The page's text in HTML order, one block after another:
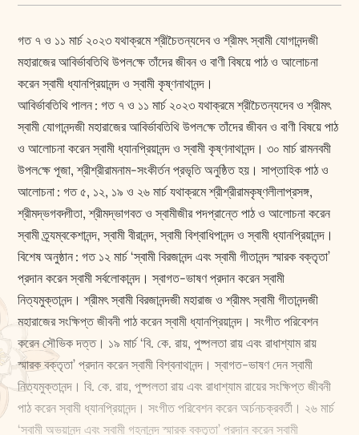
গত ৭ ও ১১ মার্চ ২০২৩ যথাক্রমে শ্রীচৈতন্যদেব ও শ্রীমৎ স্বামী যোগানন্দজী
মহারাজের আবির্ভাবতিথি উপল‌ক্ষে তাঁদের জীবন ও বাণী বিষয়ে পাঠ ও আলোচনা
করেন স্বামী ধ্যানপ্রিয়ানন্দ ও স্বামী কৃষ্ণনাথানন্দ।
আবির্ভাবতিথি পালন : গত ৭ ও ১১ মার্চ ২০২৩ যথাক্রমে শ্রীচৈতন্যদেব ও শ্রীমৎ
স্বামী যোগানন্দজী মহারাজের আবির্ভাবতিথি উপল‌ক্ষে তাঁদের জীবন ও বাণী বিষয়ে পাঠ
ও আলোচনা করেন স্বামী ধ্যানপ্রিয়ানন্দ ও স্বামী কৃষ্ণনাথানন্দ। ৩০ মার্চ রামনবমী
উপল‌ক্ষে পূজা, শ্রীশ্রীরামনাম-সংকীর্তন প্রভৃতি অনুষ্ঠিত হয়। সাপ্তাহিক পাঠ ও
আলোচনা : গত ৫, ১২, ১৯ ও ২৬ মার্চ যথাক্রমে শ্রীশ্রীরামকৃষ্ণলীলাপ্রসঙ্গ,
শ্রীমদ্ভগবদ্গীতা, শ্রীমদ্ভাগবত ও স্বামীজীর পদপ্রান্তে পাঠ ও আলোচনা করেন
স্বামী ত্র্যম্বকেশানন্দ, স্বামী বীরানন্দ, স্বামী বিশ্বাধিপানন্দ ও স্বামী ধ্যানপ্রিয়ানন্দ।
বিশেষ অনুষ্ঠান : গত ১২ মার্চ ‘স্বামী বিরজানন্দ এবং স্বামী গীতানন্দ স্মারক বক্তৃতা’
প্রদান করেন স্বামী সর্বলোকানন্দ। স্বাগত-ভাষণ প্রদান করেন স্বামী
নিত্যমুক্তানন্দ। শ্রীমৎ স্বামী বিরজানন্দজী মহারাজ ও শ্রীমৎ স্বামী গীতানন্দজী
মহারাজের সং‌ক্ষিপ্ত জীবনী পাঠ করেন স্বামী ধ্যানপ্রিয়ানন্দ। সংগীত পরিবেশন
করেন সৌভিক দত্ত। ১৯ মার্চ ‘বি. কে. রায়, পুষ্পলতা রায় এবং রাধাশ্যাম রায়
স্মারক বক্তৃতা’ প্রদান করেন স্বামী বিশ্বনাথানন্দ। স্বাগত-ভাষণ দেন স্বামী
নিত্যমুক্তানন্দ। বি. কে. রায়, পুষ্পলতা রায় এবং রাধাশ্যাম রায়ের সং‌ক্ষিপ্ত জীবনী
পাঠ করেন স্বামী ধ্যানপ্রিয়ানন্দ। সংগীত পরিবেশন করেন অর্চনচক্রবর্তী। ২৬ মার্চ
‘স্বামী অভয়ানন্দ এবং স্বামী গহনানন্দ স্মারক বক্তৃতা’ প্রদান করেন স্বামী